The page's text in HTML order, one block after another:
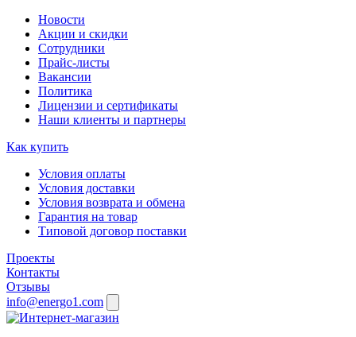
Новости
Акции и скидки
Сотрудники
Прайс-листы
Вакансии
Политика
Лицензии и сертификаты
Наши клиенты и партнеры
Как купить
Условия оплаты
Условия доставки
Условия возврата и обмена
Гарантия на товар
Типовой договор поставки
Проекты
Контакты
Отзывы
info@energo1.com